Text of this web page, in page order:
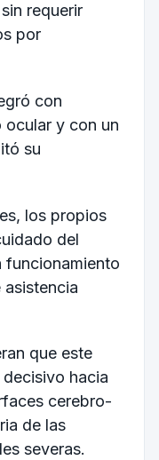
requerir
por
con
ocular y con un
su
los propios
del
funcionamiento
asistencia
que este
hacia
cerebro-
de las
severas.